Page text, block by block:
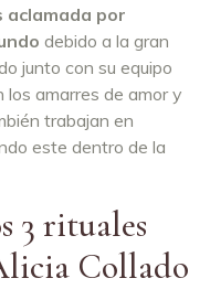
aclamada por
debido a la gran
junto con su equipo
amarres de amor y
trabajan en
este dentro de la
3 rituales
Collado